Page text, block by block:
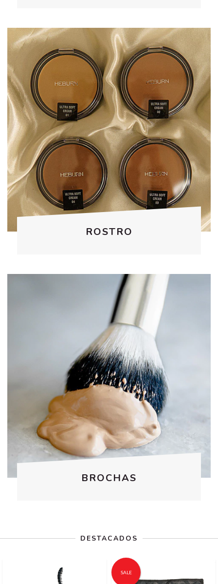
ROSTRO
BROCHAS
DESTACADOS
SALE